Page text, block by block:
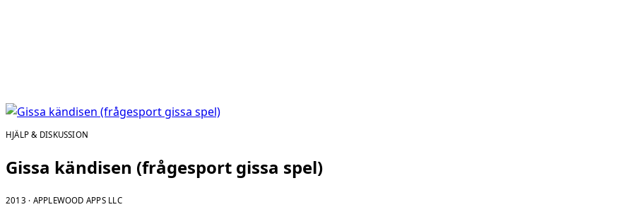
HJÄLP & DISKUSSION
Gissa kändisen (frågesport gissa spel)
2013 · APPLEWOOD APPS LLC